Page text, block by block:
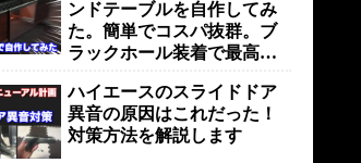
ンドテーブルを自作してみ
た。簡単でコスパ抜群。ブ
ラックホール装着で最高の
ハイエースのスライドドア
異音の原因はこれだった！
対策方法を解説します